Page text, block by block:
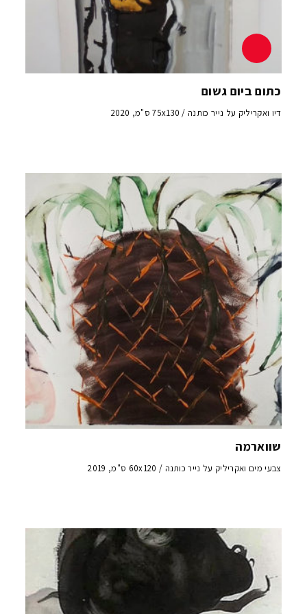
כתום ביום גשום
דיו ואקריליק על נייר כותנה / 75x130 ס"מ, 2020
שווארמה
צבעי מים ואקריליק על נייר כותנה / 60x120 ס"מ, 2019